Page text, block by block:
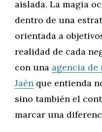
aislada. La magia
dentro de una
orientada a
realidad de cada
con una agencia
Jaén que entienda
sino también el
marcar una